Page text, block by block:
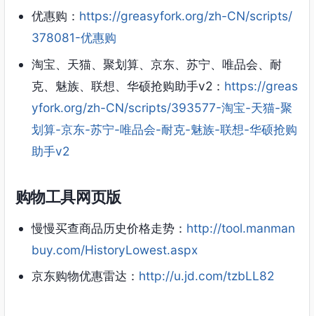
优惠购： https://greasyfork.org/zh-CN/scripts/
378081-优惠购
淘宝、天猫、聚划算、京东、苏宁、唯品会、耐
克、魅族、联想、华硕抢购助手v2： https://greas
yfork.org/zh-CN/scripts/393577-淘宝-天猫-聚
划算-京东-苏宁-唯品会-耐克-魅族-联想-华硕抢购
助手v2
购物工具网页版
慢慢买查商品历史价格走势： http://tool.manman
buy.com/HistoryLowest.aspx
京东购物优惠雷达： http://u.jd.com/tzbLL82